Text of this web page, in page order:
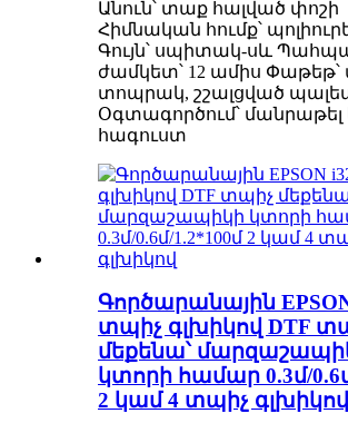
Անուն՝ տաք հալված փոշի
Հիմնական հումք՝
Գույն՝ սպիտակ-սև
ժամկետ՝ 12 ամիս
տոպրակ, շշալցված
Օգտագործում՝ մանրաթել
հագուստ
Գործարանային
տպիչ գլխիկով DTF
մեքենա՝
կտորի համար 0.3մ/
2 կամ 4 տպիչ գլխիկով